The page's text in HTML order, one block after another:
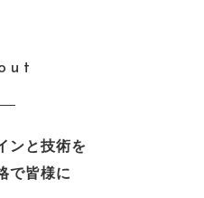
ンと技術を
で皆様に